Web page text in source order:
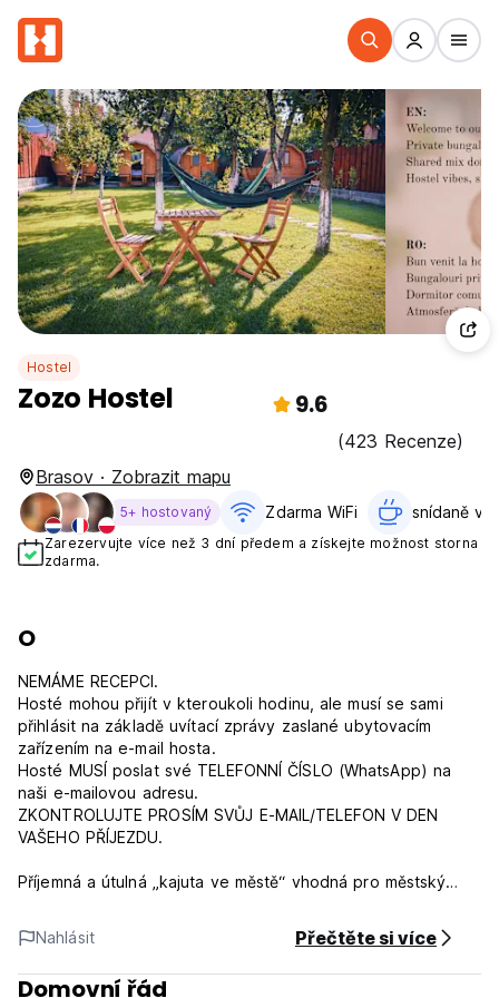
Hostel
Zozo Hostel 9.6
(423 Recenze)
Brasov · Zobrazit mapu
5+ hostovaný Zdarma WiFi snídaně v
Zarezervujte více než 3 dní předem a získejte možnost storna
zdarma.
O
NEMÁME RECEPCI.
Hosté mohou přijít v kteroukoli hodinu, ale musí se sami
přihlásit na základě uvítací zprávy zaslané ubytovacím
zařízením na e-mail hosta.
Hosté MUSÍ poslat své TELEFONNÍ ČÍSLO (WhatsApp) na
naši e-mailovou adresu.
ZKONTROLUJTE PROSÍM SVŮJ E-MAIL/TELEFON V DEN
VAŠEHO PŘÍJEZDU.
Příjemná a útulná „kajuta ve městě“ vhodná pro městský
Sedmihradská chata se svěžím a moderním nádechem
obsahuje veškeré vybavení pro co nejpříjemnější pobyt. S
dřevěnými bungalovy ukrytými na zahradě jsme hrdí, že
máme na dohled pohádkový koutek.
Nahlásit Přečtěte si více
Domovní řád